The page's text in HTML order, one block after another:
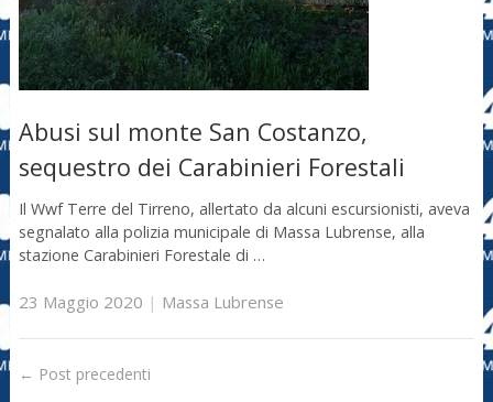
Abusi sul monte San Costanzo,
sequestro dei Carabinieri Forestali
Il Wwf Terre del Tirreno, allertato da alcuni escursionisti, aveva
segnalato alla polizia municipale di Massa Lubrense, alla
stazione Carabinieri Forestale di …
23 Maggio 2020 | Massa Lubrense
← Post precedenti